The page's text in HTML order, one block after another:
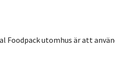
utomhus är att